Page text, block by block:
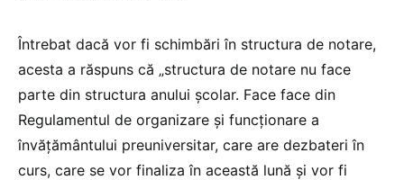
Întrebat dacă vor fi schimbări în structura de notare,
acesta a răspuns că „structura de notare nu face
parte din structura anului școlar. Face face din
Regulamentul de organizare și funcționare a
învățământului preuniversitar, care are dezbateri în
curs, care se vor finaliza în această lună și vor fi